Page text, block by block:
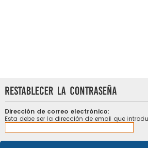
Restablecer la contraseña
Dirección de correo electrónico:
Esta debe ser la dirección de email que